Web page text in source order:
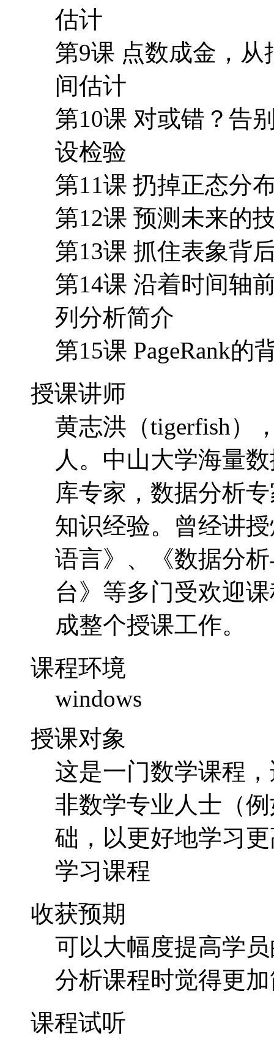
估计
第9课 点数成金，
间估计
第10课 对或错？告
设检验
第11课 扔掉正态分
第12课 预测未来的
第13课 抓住表象背
第14课 沿着时间轴
列分析简介
第15课 PageRank
授课讲师
黄志洪（tigerfish）
人。中山大学海量
库专家，数据分析
知识经验。曾经讲
语言》、《数据分
台》等多门受欢迎
成整个授课工作。
课程环境
windows
授课对象
这是一门数学课程
非数学专业人士（
础，以更好地学习
学习课程
收获预期
可以大幅度提高学
分析课程时觉得更
课程试听